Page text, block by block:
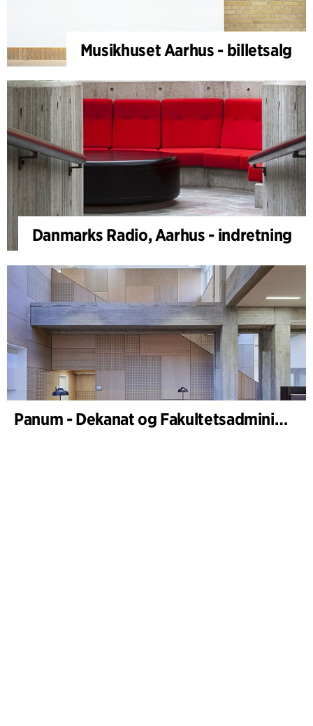
Musikhuset Aarhus - billetsalg
Danmarks Radio, Aarhus - indretning
Panum - Dekanat og Fakultetsadministration